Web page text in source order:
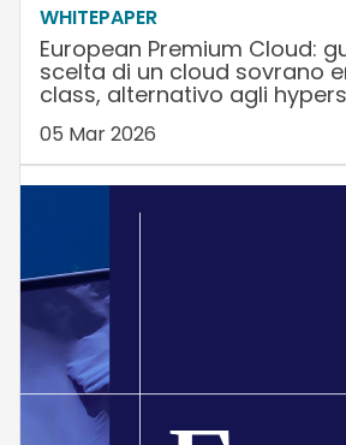
WHITEPAPER
European Premium Cloud:
scelta di un cloud sovrano
class, alternativo agli
05 Mar 2026